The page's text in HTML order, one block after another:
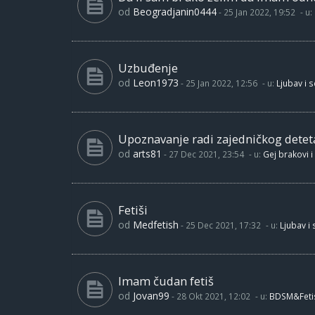
od Beogradjanin0444- 25 Jan 2022, 19:52 - u:
Uzbuđenje
od Leon1973 - 25 Jan 2022, 12:56 - u: Ljubav i
Upoznavanje radi zajedničkog
od arts81 - 27 Dec 2021, 23:54 - u: Gej brakovi
Fetiši
od Medfetish - 25 Dec 2021, 17:32 - u: Ljubav i
Imam čudan fetiš
od Jovan99 - 28 Okt 2021, 12:02 - u: